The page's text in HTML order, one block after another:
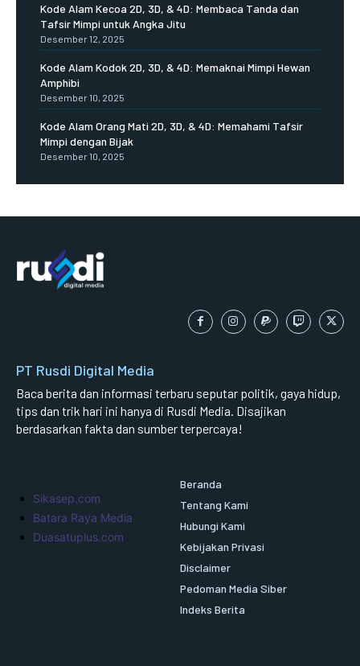
Kode Alam Kecoa 2D, 3D, & 4D: Membaca Tanda dan
Tafsir Mimpi untuk Angka Jitu
Desember 12, 2025
Kode Alam Kodok 2D, 3D, & 4D: Memaknai Mimpi Hewan
Amphibi
Desember 10, 2025
Kode Alam Orang Mati 2D, 3D, & 4D: Memahami Tafsir
Mimpi dengan Bijak
Desember 10, 2025
PT Rusdi Digital Media
Baca berita dan informasi terbaru seputar politik, gaya hidup,
tips dan trik hari ini hanya di Rusdi Media. Disajikan
berdasarkan fakta dan sumber terpercaya!
Sikasep.com
Batara Raya Media
Duasatuplus.com
Beranda
Tentang Kami
Hubungi Kami
Kebijakan Privasi
Disclaimer
Pedoman Media Siber
Indeks Berita